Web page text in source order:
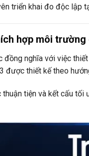
triển khai đo độc lập
hợp môi
đồng nghĩa với việc
được thiết kế theo
thuận tiện và kết cấu